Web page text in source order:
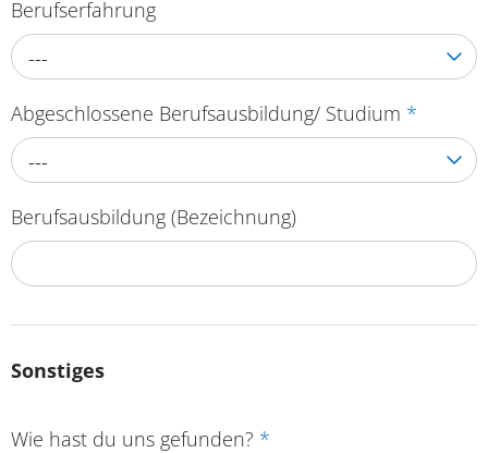
Berufserfahrung
---
Abgeschlossene Berufsausbildung/ Studium *
---
Berufsausbildung (Bezeichnung)
Sonstiges
Wie hast du uns gefunden? *